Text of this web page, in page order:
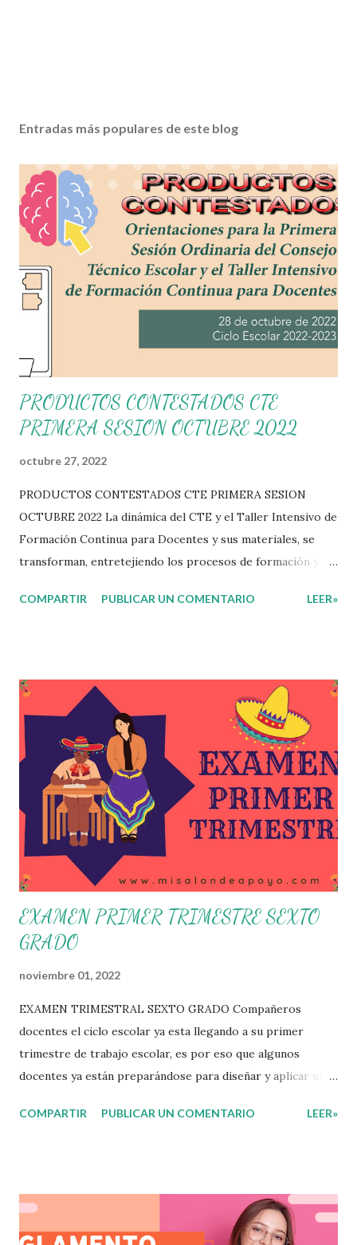
Entradas más populares de este blog
PRODUCTOS CONTESTADOS CTE
PRIMERA SESION OCTUBRE 2022
octubre 27, 2022
PRODUCTOS CONTESTADOS CTE PRIMERA SESION
OCTUBRE 2022 La dinámica del CTE y el Taller Intensivo de
Formación Continua para Docentes y sus materiales, se
transforman, entretejiendo los procesos de formación y de
una guía de trabajo a un documento orientador, el cual es
propone que el colectivo docente tome decisiones sobre
su organización, la gestión del tiempo acorde a las
necesidades de la escuela y las acciones que decidan
emprender para apropiarse y resignificar el Plan de
Estudio dentro y fuera de este espacio. En esta Primera
Sesión Ordinaria se les invita a que reflexionen y acuerden
posibles acciones a realizar colaborativamente en la escuela
y con la comunidad, a fin de atender las problemáticas
identificadas. Compañeros docentes en est...
COMPARTIR PUBLICAR UN COMENTARIO LEER»
EXAMEN PRIMER TRIMESTRE SEXTO
GRADO
noviembre 01, 2022
EXAMEN TRIMESTRAL SEXTO GRADO Compañeros
docentes el ciclo escolar ya esta llegando a su primer
trimestre de trabajo escolar, es por eso que algunos
docentes ya están preparándose para diseñar y aplicar una
por parte de nuestros aprendientes. El examen consta de
aprendizajes claves que sus nuevos aprendientes ya
lograron alcanzar y de aquellos que aun necesitan
COMPARTIR PUBLICAR UN COMENTARIO LEER»